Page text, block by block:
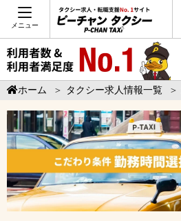
メニュー
ホーム ＞ タクシー求人情報一覧 ＞